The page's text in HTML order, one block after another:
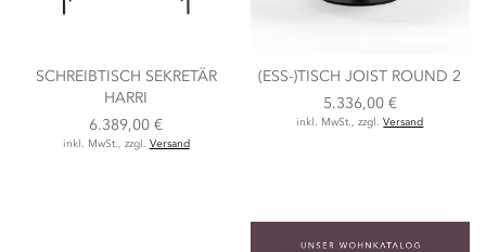
SCHREIBTISCH SEKRETÄR
HARRI
6.389,00 €
inkl. MwSt., zzgl. Versand
(ESS-)TISCH JOIST ROUND 2
5.336,00 €
inkl. MwSt., zzgl.Versand